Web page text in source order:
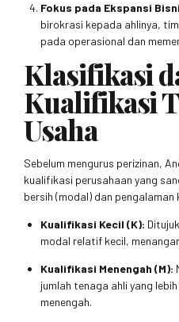
Fokus pada Ekspansi
birokrasi kepada ahlinya,
pada operasional dan
Klasifikasi
Kualifikasi
Usaha
Sebelum mengurus perizinan,
kualifikasi perusahaan yang
bersih (modal) dan pengalaman
Kualifikasi Kecil (K):
modal relatif kecil,
Kualifikasi Menengah (M):
jumlah tenaga ahli yang
menengah.